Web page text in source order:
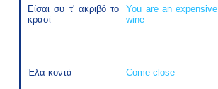
Είσαι συ τ' ακριβό το
κρασί
You are an expensive
wine
Έλα κοντά Come close